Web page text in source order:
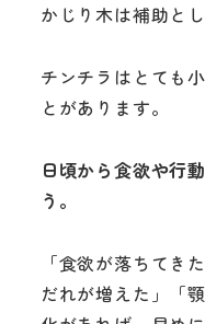
かじり木は補助と
チンチラはとても
とがあります。
日頃から食欲や行
う。
「食欲が落ちてき
だれが増えた」「